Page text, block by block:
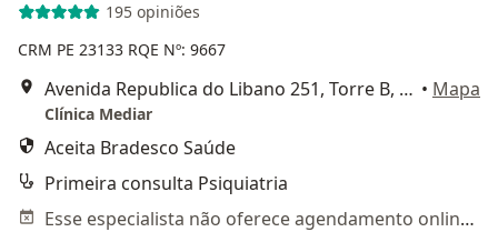
195 opiniões
CRM PE 23133 RQE Nº: 9667
Avenida Republica do Libano 251, Torre B, Sala 2301 a 2304. Empresarial Rio Mar Trade Center, Recife • Mapa
Clínica Mediar
Aceita Bradesco Saúde
Primeira consulta Psiquiatria
Esse especialista não oferece agendamento online para esse endereço.